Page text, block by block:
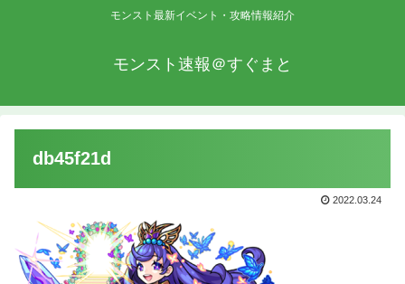
モンスト最新イベント・攻略情報紹介
モンスト速報＠すぐまと
db45f21d
2022.03.24